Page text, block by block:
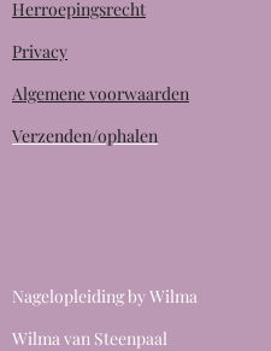
Herroepingsrecht
Privacy
Algemene voorwaarden
Verzenden/ophalen
Nagelopleiding by Wilma
Wilma van Steenpaal